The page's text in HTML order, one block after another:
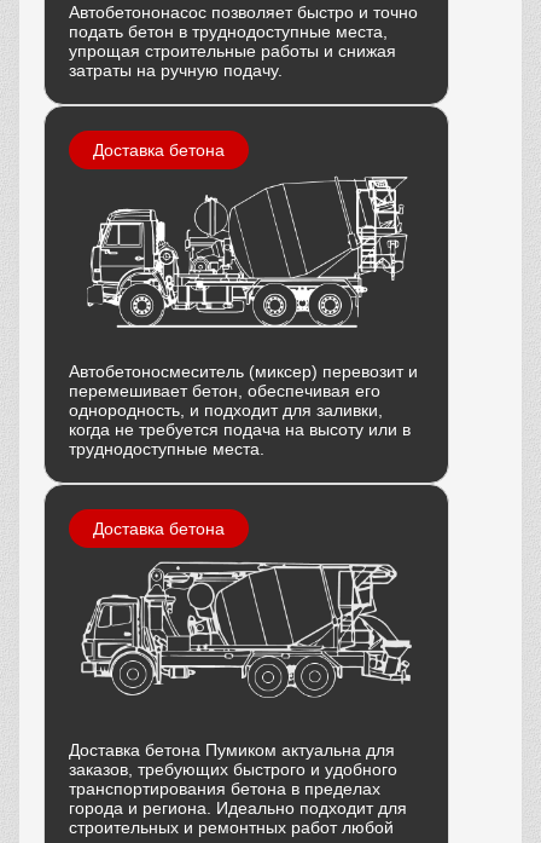
Автобетононасос позволяет быстро и точно
подать бетон в труднодоступные места,
упрощая строительные работы и снижая
затраты на ручную подачу.
Доставка бетона
Автобетоносмеситель (миксер) перевозит и
перемешивает бетон, обеспечивая его
однородность, и подходит для заливки,
когда не требуется подача на высоту или в
труднодоступные места.
Доставка бетона
Доставка бетона Пумиком актуальна для
заказов, требующих быстрого и удобного
транспортирования бетона в пределах
города и региона. Идеально подходит для
строительных и ремонтных работ любой